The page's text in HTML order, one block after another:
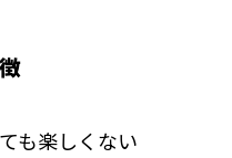
も楽しくない